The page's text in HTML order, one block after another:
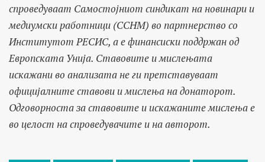
спроведуваат Самостојниот синдикат на новинари и
медиумски работници (ССНМ) во партнерство со
Институтот РЕСИС, а е финансиски поддржан од
Европската Унија. Ставовите и мислењата
искажани во анализата не ги претставуваат
официјалните ставови и мислења на донаторот.
Одговорноста за ставовите и искажаните мислења е
во целост на спроведувачите и на авторот.